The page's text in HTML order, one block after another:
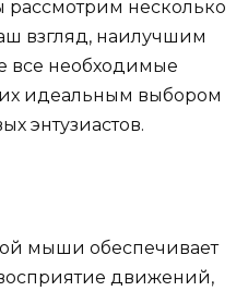
несколько
взгляд, наилучшим
все необходимые
идеальным выбором
энтузиастов.
мыши обеспечивает
движений,